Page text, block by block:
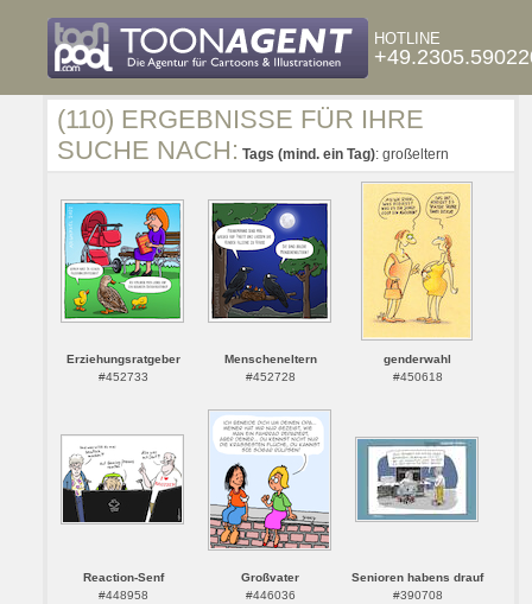
HOTLINE
(110) ERGEBNISSE FÜR IHRE
SUCHE NACH: Tags (mind. ein Tag): großeltern
Erziehungsratgeber
#452733
Menscheneltern
#452728
genderwahl
#450618
Reaction-Senf
#448958
Großvater
#446036
Senioren habens drauf
#390708